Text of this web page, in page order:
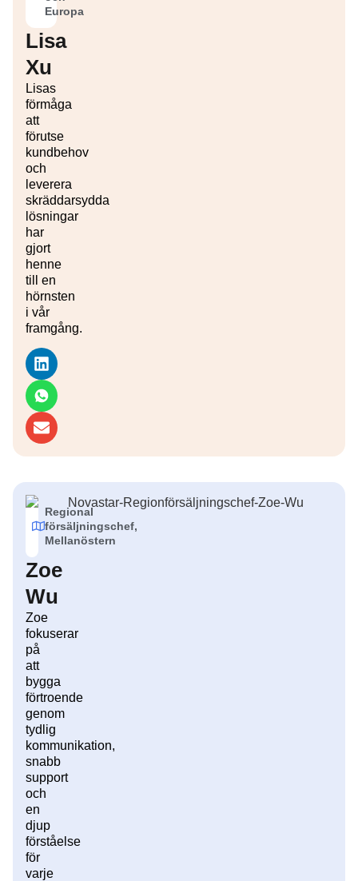
Europa
Lisa
Xu
Lisas
förmåga
att
förutse
kundbehov
och
leverera
skräddarsydda
lösningar
har
gjort
henne
till en
hörnsten
i vår
framgång.
Regional
försäljningschef,
Mellanöstern
Zoe
Wu
Zoe
fokuserar
på
att
bygga
förtroende
genom
tydlig
kommunikation,
snabb
support
och
en
djup
förståelse
för
varje